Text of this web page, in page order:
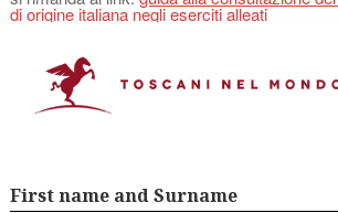
di origine italiana negli eserciti alleati
First name and Surname